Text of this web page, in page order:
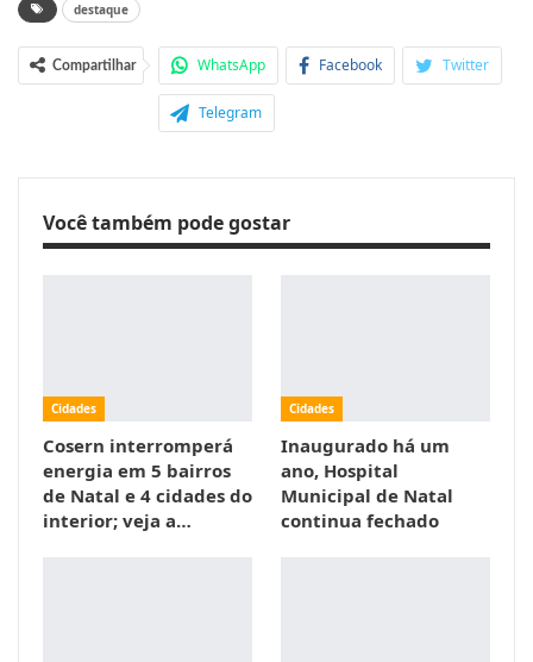
destaque
Compartilhar WhatsApp Facebook Twitter
Telegram
Você também pode gostar
Cidades
Cosern interromperá
energia em 5 bairros
de Natal e 4 cidades do
interior; veja a…
Cidades
Inaugurado há um
ano, Hospital
Municipal de Natal
continua fechado